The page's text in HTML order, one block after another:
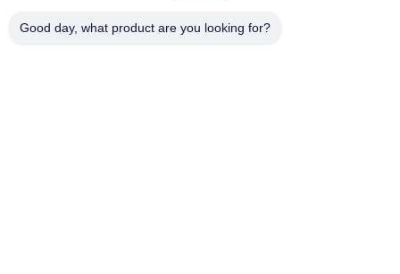
Good day, what product are you looking for?